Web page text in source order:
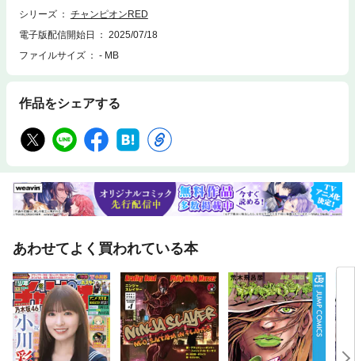
シリーズ
チャンピオンRED
電子版配信開始日
2025/07/18
ファイルサイズ
- MB
作品をシェアする
あわせてよく買われている本